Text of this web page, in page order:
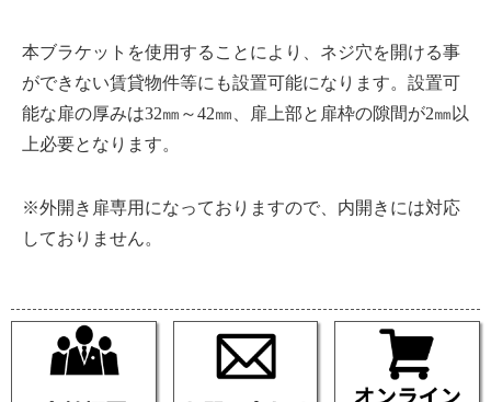
本ブラケットを使用することにより、ネジ穴を開ける事
ができない賃貸物件等にも設置可能になります。設置可
能な扉の厚みは32㎜～42㎜、扉上部と扉枠の隙間が2㎜以
上必要となります。
※外開き扉専用になっておりますので、内開きには対応
しておりません。